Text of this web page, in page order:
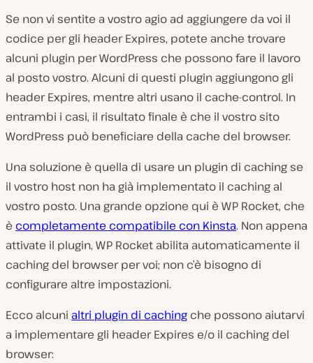
Se non vi sentite a vostro agio ad aggiungere da voi il
codice per gli header Expires, potete anche trovare
alcuni plugin per WordPress che possono fare il lavoro
al posto vostro. Alcuni di questi plugin aggiungono gli
header Expires, mentre altri usano il cache-control. In
entrambi i casi, il risultato finale è che il vostro sito
WordPress può beneficiare della cache del browser.
Una soluzione è quella di usare un plugin di caching se
il vostro host non ha già implementato il caching al
vostro posto. Una grande opzione qui è WP Rocket, che
è completamente compatibile con Kinsta. Non appena
attivate il plugin, WP Rocket abilita automaticamente il
caching del browser per voi; non c’è bisogno di
configurare altre impostazioni.
Ecco alcuni altri plugin di caching che possono aiutarvi
a implementare gli header Expires e/o il caching del
browser: